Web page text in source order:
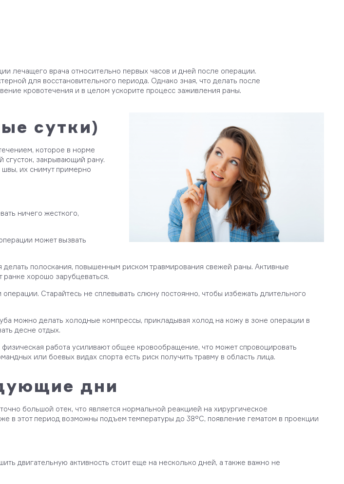
лечащего врача относительно первых часов и дней после операции.
для восстановительного периода. Однако зная, что делать после
кровотечения и в целом ускорите процесс заживления раны.
сутки)
которое в норме
сгусток, закрывающий рану.
швы, их снимут примерно
ничего жесткого,
может вызвать
делать полоскания, повышенным риском травмирования свежей раны. Активные
хорошо зарубцеваться.
Старайтесь не сплевывать слюну постоянно, чтобы избежать длительного
можно делать холодные компрессы, прикладывая холод на кожу в зоне операции в
десне отдых.
работа усиливают общее кровообращение, что может спровоцировать
или боевых видах спорта есть риск получить травму в область лица.
дни
большой отек, что является нормальной реакцией на хирургическое
в этот период возможны подъем температуры до 38°С, появление гематом в проекции
двигательную активность стоит еще на несколько дней, а также важно не